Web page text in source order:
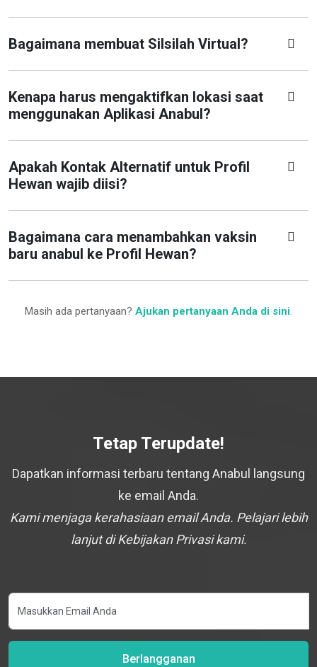
Bagaimana membuat Silsilah Virtual?
Kenapa harus mengaktifkan lokasi saat
menggunakan Aplikasi Anabul?
Apakah Kontak Alternatif untuk Profil
Hewan wajib diisi?
Bagaimana cara menambahkan vaksin
baru anabul ke Profil Hewan?
Masih ada pertanyaan? Ajukan pertanyaan Anda di sini.
Tetap Terupdate!
Dapatkan informasi terbaru tentang Anabul langsung
ke email Anda.
Kami menjaga kerahasiaan email Anda. Pelajari lebih
lanjut di Kebijakan Privasi kami.
Berlangganan